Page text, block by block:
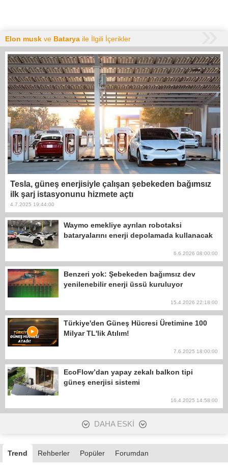
Elon musk ve Batarya ile İlgili İçerikler
Tesla, güneş enerjisiyle çalışan şebekeden bağımsız
ilk şarj istasyonunu hizmete açtı
4.7.2025 19:44:00
Waymo emekliye ayrılan robotaksi
bataryalarını enerji depolamada kullanacak
6.6.2026 08:00:00
Benzeri yok: Şebekeden bağımsız dev
yenilenebilir enerji üssü kuruluyor
15.4.2026 22:18:00
Türkiye'den Güneş Hücresi Üretimine 100
Milyar TL'lik Atılım!
7.6.2025 18:00:00
EcoFlow’dan yapay zekalı balkon tipi
güneş enerjisi sistemi
16.4.2025 14:58:00
DAHA ESKİ
Trend Rehberler Popüler Forumdan